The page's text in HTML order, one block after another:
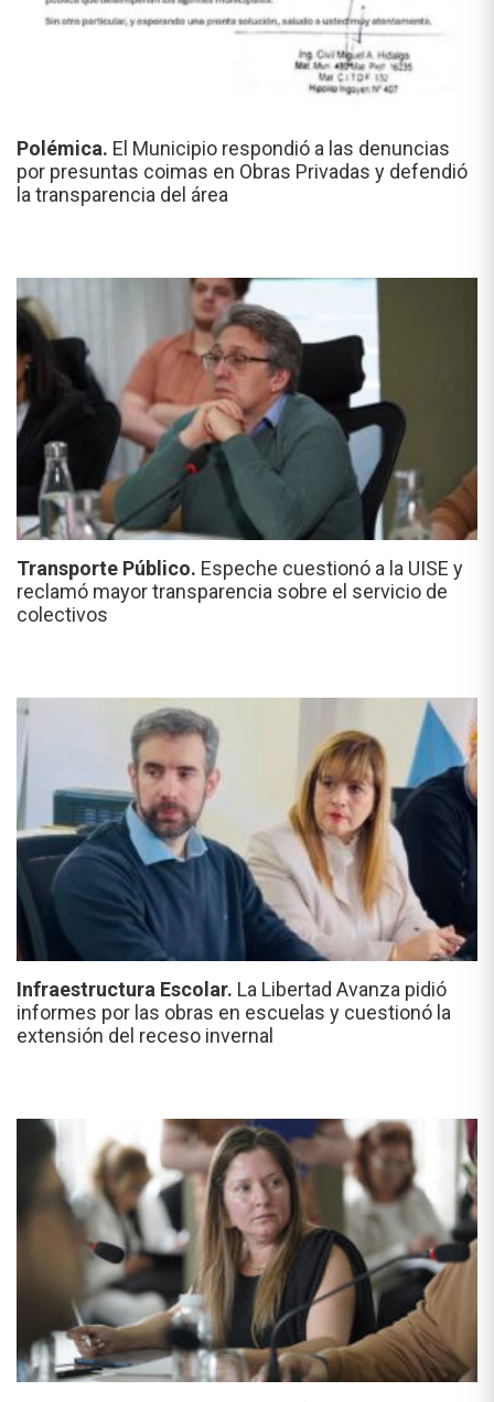
Polémica. El Municipio respondió a las denuncias
por presuntas coimas en Obras Privadas y defendió
la transparencia del área
Transporte Público. Espeche cuestionó a la UISE y
reclamó mayor transparencia sobre el servicio de
colectivos
Infraestructura Escolar. La Libertad Avanza pidió
informes por las obras en escuelas y cuestionó la
extensión del receso invernal